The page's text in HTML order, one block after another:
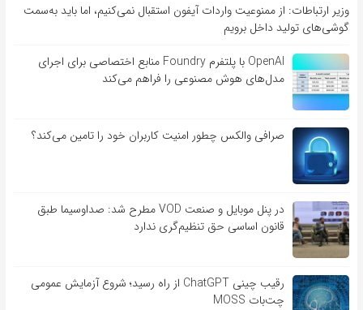
وزیر ارتباطات: از ممنوعیت واردات آیفون استقبال نمی‌کنیم، اما باید به‌سمت
گوشی‌های تولید داخل برویم
OpenAI با پلتفرم Foundry منابع اختصاصی برای اجرای
مدل‌های هوش مصنوعی را فراهم می‌کند
صرافی والکس چطور امنیت کاربران خود را تامین می‌کند؟
در پنل موبایل و صنعت VOD مطرح شد: صداوسیما طبق
قانون اساسی حق تنظیم‌گری ندارد
رقیب چینی ChatGPT از راه رسید؛ شروع آزمایش عمومی
چت‌بات MOSS